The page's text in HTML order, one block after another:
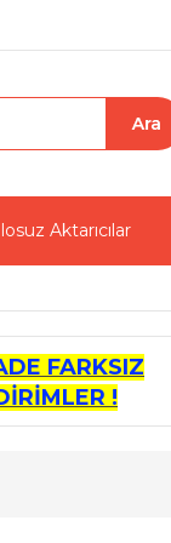
Aktarıcılar
FARKSIZ
!